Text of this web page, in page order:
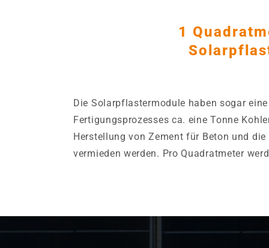
1
Die Solarpflastermodule haben sogar
Fertigungsprozesses ca. eine Tonne
Herstellung von Zement für Beton und
vermieden werden. Pro Quadratmeter